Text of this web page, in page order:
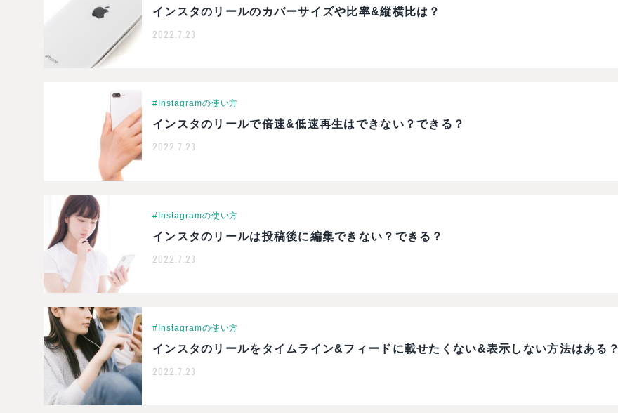
インスタのリールのカバーサイズや比率&縦横比は？
2022.7.23
#Instagramの使い方
インスタのリールで倍速&低速再生はできない？できる？
2022.7.23
#Instagramの使い方
インスタのリールは投稿後に編集できない？できる？
2022.7.23
#Instagramの使い方
インスタのリールをタイムライン&フィードに載せたくない&表示しない方法はある？
2022.7.23